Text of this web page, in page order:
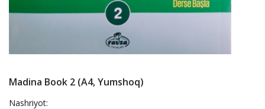
Madina Book 2 (А4, Yumshoq)
Nashriyot: